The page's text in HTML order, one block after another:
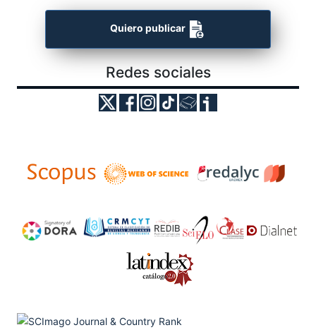
Quiero publicar
Redes sociales